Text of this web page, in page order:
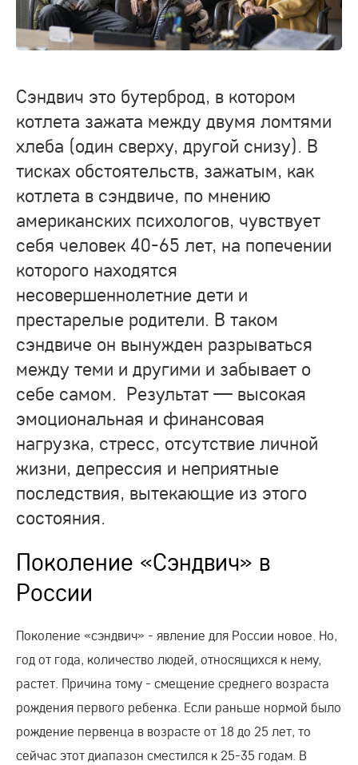
Сэндвич это бутерброд, в котором
котлета зажата между двумя ломтями
хлеба (один сверху, другой снизу). В
тисках обстоятельств, зажатым, как
котлета в сэндвиче, по мнению
американских психологов, чувствует
себя человек 40-65 лет, на попечении
которого находятся
несовершеннолетние дети и
престарелые родители. В таком
сэндвиче он вынужден разрываться
между теми и другими и забывает о
себе самом. Результат — высокая
эмоциональная и финансовая
нагрузка, стресс, отсутствие личной
жизни, депрессия и неприятные
последствия, вытекающие из этого
состояния.
Поколение «Сэндвич» в
России
Поколение «сэндвич» - явление для России новое. Но,
год от года, количество людей, относящихся к нему,
растет. Причина тому - смещение среднего возраста
рождения первого ребенка. Если раньше нормой было
рождение первенца в возрасте от 18 до 25 лет, то
сейчас этот диапазон сместился к 25-35 годам. В